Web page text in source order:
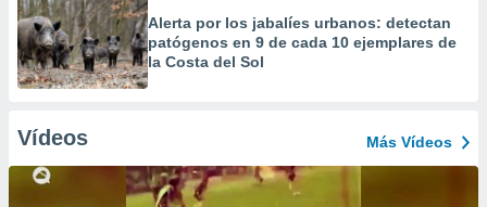
Alerta por los jabalíes urbanos: detectan
patógenos en 9 de cada 10 ejemplares de
la Costa del Sol
Vídeos Más Vídeos